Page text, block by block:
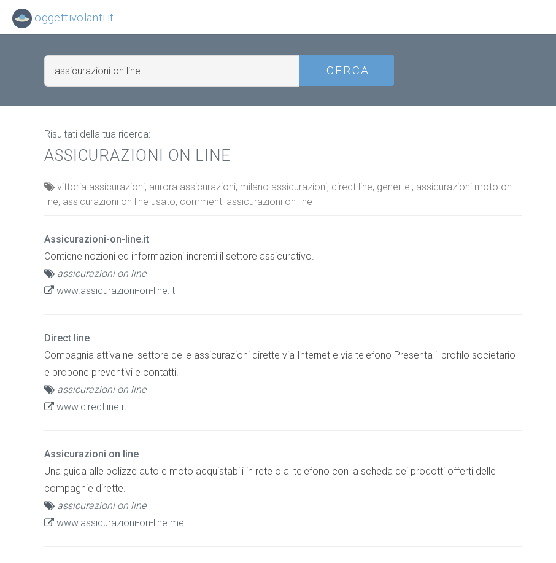
Risultati della tua ricerca:
ASSICURAZIONI ON LINE
vittoria assicurazioni, aurora assicurazioni, milano assicurazioni, direct line, genertel, assicurazioni moto on
line, assicurazioni on line usato, commenti assicurazioni on line
Assicurazioni-on-line.it
Contiene nozioni ed informazioni inerenti il settore assicurativo.
assicurazioni on line
www.assicurazioni-on-line.it
Direct line
Compagnia attiva nel settore delle assicurazioni dirette via Internet e via telefono Presenta il profilo societario
e propone preventivi e contatti.
assicurazioni on line
www.directline.it
Assicurazioni on line
Una guida alle polizze auto e moto acquistabili in rete o al telefono con la scheda dei prodotti offerti delle
compagnie dirette.
assicurazioni on line
www.assicurazioni-on-line.me
oggettivolanti.it